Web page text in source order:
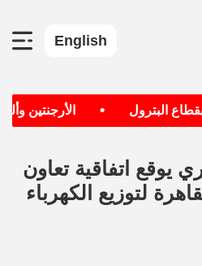
English
البترول الأرجنتين
يوقع اتفاقية تعاون
لتوزيع الكهرباء